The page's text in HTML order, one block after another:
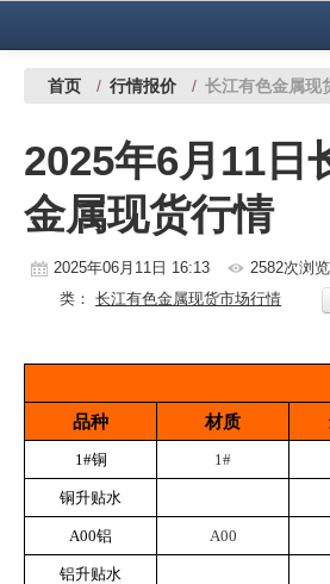
中国有色金属报社主办 广告服务
铜镍铅锌
铝
稀有稀土
科技
地矿 建设
党建工作
企业文化
首页 / 行情报价 / 长江有色金属现
2025年6月11日
金属现货行情
2025年06月11日 16:13 2582次浏览
类： 长江有色金属现货市场行情
品种
材质
1#铜 1#
铜升贴水
A00铝 A00
铝升贴水